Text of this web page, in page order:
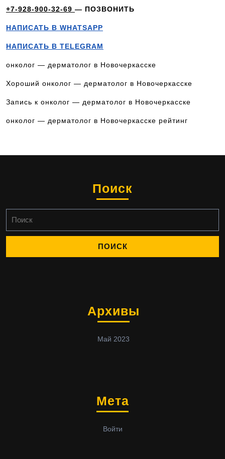
+7-928-900-32-69 — ПОЗВОНИТЬ
НАПИСАТЬ В WHATSAPP
НАПИСАТЬ В TELEGRAM
онколог — дерматолог в Новочеркасске
Хороший онколог — дерматолог в Новочеркасске
Запись к онколог — дерматолог в Новочеркасске
онколог — дерматолог в Новочеркасске рейтинг
Поиск
Архивы
Май 2023
Мета
Войти